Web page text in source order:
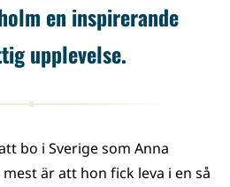
en inspirerande
upplevelse.
bo i Sverige som Anna
är att hon fick leva i en så